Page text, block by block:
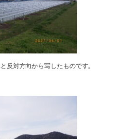
反対方向から写したものです。